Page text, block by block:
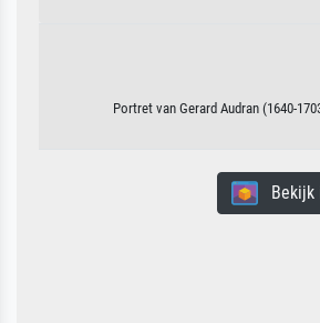
Portret van Gerard Audran (1640-
Bekijk